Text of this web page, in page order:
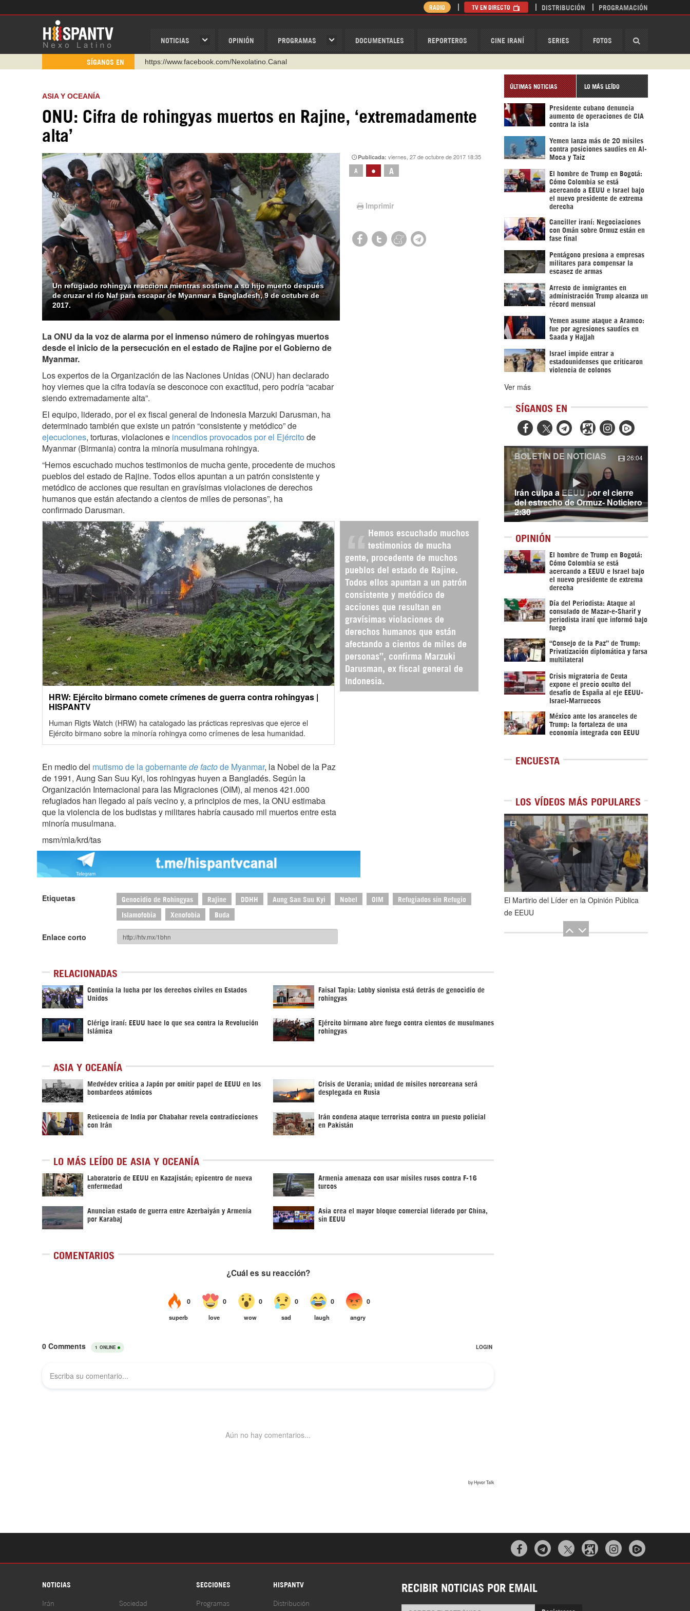
NOTICIAS OPINIÓN PROGRAMAS DOCUMENTALES REPORTEROS CINE IRANÍ SERIES FOTOS
RADIO TV EN DIRECTO DISTRIBUCIÓN PROGRAMACIÓN
SÍGANOS EN
https://www.youtube.com/@nexo_latino
https://urmedium.com/c/hispantv
WhatsApp y Viber: +98 921 79 29 404
https://www.facebook.com/Nexolatino.Canal
ASIA Y OCEANÍA
ONU: Cifra de rohingyas muertos en Rajine, ‘extremadamente
alta’
Un refugiado rohingya reacciona mientras sostiene a su hijo muerto después
de cruzar el río Naf para escapar de Myanmar a Bangladesh, 9 de octubre de
2017.
Publicada:viernes, 27 de octubre de 2017 18:35
A • A
Imprimir
La ONU da la voz de alarma por el inmenso número de rohingyas muertos
desde el inicio de la persecución en el estado de Rajine por el Gobierno de
Myanmar.
Los expertos de la Organización de las Naciones Unidas (ONU) han declarado
hoy viernes que la cifra todavía se desconoce con exactitud, pero podría “acabar
siendo extremadamente alta”.
El equipo, liderado, por el ex fiscal general de Indonesia Marzuki Darusman, ha
determinado también que existe un patrón “consistente y metódico” de
ejecuciones, torturas, violaciones e incendios provocados por el Ejército de
Myanmar (Birmania) contra la minoría musulmana rohingya.
“Hemos escuchado muchos testimonios de mucha gente, procedente de muchos
pueblos del estado de Rajine. Todos ellos apuntan a un patrón consistente y
metódico de acciones que resultan en gravísimas violaciones de derechos
humanos que están afectando a cientos de miles de personas”, ha
confirmado Darusman.
Hemos escuchado muchos
testimonios de mucha
gente, procedente de muchos
pueblos del estado de Rajine.
Todos ellos apuntan a un patrón
consistente y metódico de
acciones que resultan en
gravísimas violaciones de
derechos humanos que están
afectando a cientos de miles de
personas”, confirma Marzuki
Darusman, ex fiscal general de
Indonesia.
HRW: Ejército birmano comete crímenes de guerra contra rohingyas |
HISPANTV
Human Rigts Watch (HRW) ha catalogado las prácticas represivas que ejerce el
Ejército birmano sobre la minoría rohingya como crímenes de lesa humanidad.
En medio del mutismo de la gobernantede factode Myanmar, la Nobel de la Paz
de 1991, Aung San Suu Kyi, los rohingyas huyen a Bangladés. Según la
Organización Internacional para las Migraciones (OIM), al menos 421.000
refugiados han llegado al país vecino y, a principios de mes, la ONU estimaba
que la violencia de los budistas y militares habría causado mil muertos entre esta
minoría musulmana.
msm/mla/krd/tas
Etiquetas Genocidio de Rohingyas Rajine DDHH Aung San Suu Kyi Nobel OIM Refugiados sin Refugio
Islamofobia Xenofobia Buda
Enlace corto
RELACIONADAS
Continúa la lucha por los derechos civiles en Estados
Unidos
Faisal Tapia: Lobby sionista está detrás de genocidio de
rohingyas
Clérigo iraní: EEUU hace lo que sea contra la Revolución
Islámica
Ejército birmano abre fuego contra cientos de musulmanes
rohingyas
ASIA Y OCEANÍA
Medvédev critica a Japón por omitir papel de EEUU en los
bombardeos atómicos
Crisis de Ucrania; unidad de misiles norcoreana será
desplegada en Rusia
Reticencia de India por Chabahar revela contradicciones
con Irán
Irán condena ataque terrorista contra un puesto policial
en Pakistán
LO MÁS LEÍDO DE ASIA Y OCEANÍA
Laboratorio de EEUU en Kazajistán; epicentro de nueva
enfermedad
Armenia amenaza con usar misiles rusos contra F-16
turcos
Anuncian estado de guerra entre Azerbaiyán y Armenia
por Karabaj
Asia crea el mayor bloque comercial liderado por China,
sin EEUU
COMENTARIOS
ÚLTIMAS NOTICIAS LO MÁS LEÍDO
Presidente cubano denuncia
aumento de operaciones de CIA
contra la isla
Yemen lanza más de 20 misiles
contra posiciones saudíes en Al-
Moca y Taiz
El hombre de Trump en Bogotá:
Cómo Colombia se está
acercando a EEUU e Israel bajo
el nuevo presidente de extrema
derecha
Canciller iraní: Negociaciones
con Omán sobre Ormuz están en
fase final
Pentágono presiona a empresas
militares para compensar la
escasez de armas
Arresto de inmigrantes en
administración Trump alcanza un
récord mensual
Yemen asume ataque a Aramco:
fue por agresiones saudíes en
Saada y Hajjah
Israel impide entrar a
estadounidenses que criticaron
violencia de colonos
Ver más
SÍGANOS EN
  
Irán culpa a EEUU por el cierre
del estrecho de Ormuz- Noticiero
2:30
BOLETÍN DE NOTICIAS 26:04
OPINIÓN
El hombre de Trump en Bogotá:
Cómo Colombia se está
acercando a EEUU e Israel bajo
el nuevo presidente de extrema
derecha
Día del Periodista: Ataque al
consulado de Mazar-e-Sharif y
periodista iraní que informó bajo
fuego
“Consejo de la Paz” de Trump:
Privatización diplomática y farsa
multilateral
Crisis migratoria de Ceuta
expone el precio oculto del
desafío de España al eje EEUU-
Israel-Marruecos
México ante los aranceles de
Trump: la fortaleza de una
economía integrada con EEUU
ENCUESTA
LOS VÍDEOS MÁS POPULARES
1de5
El Martirio del Líder en la Opinión Pública
de EEUU
  
NOTICIAS SECCIONES HISPANTV
Irán Sociedad Programas Distribución
RECIBIR NOTICIAS POR EMAIL